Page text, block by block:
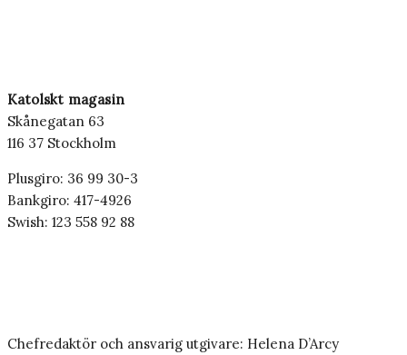
Katolskt magasin
Skånegatan 63
116 37 Stockholm
Plusgiro: 36 99 30-3
Bankgiro: 417-4926
Swish: 123 558 92 88
Chefredaktör och ansvarig utgivare: Helena D’Arcy